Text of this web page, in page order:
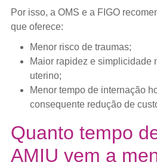
Por isso, a OMS e a FIGO
que oferece:
Menor risco de traumas;
Maior rapidez e simplicidade
uterino;
Menor tempo de internação
consequente redução de
Quanto tempo
AMIU vem a